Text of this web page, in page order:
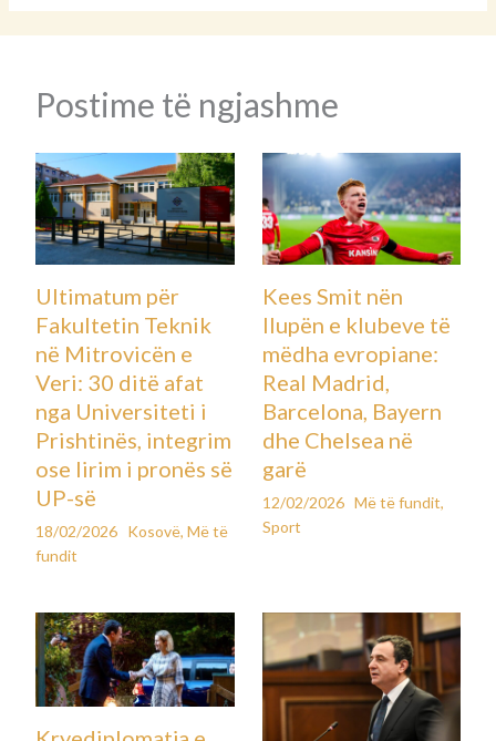
Postime të ngjashme
Ultimatum për
Fakultetin Teknik
në Mitrovicën e
Veri: 30 ditë afat
nga Universiteti i
Prishtinës, integrim
ose lirim i pronës së
UP-së
18/02/2026 Kosovë,Më të
fundit
Kees Smit nën
llupën e klubeve të
mëdha evropiane:
Real Madrid,
Barcelona, Bayern
dhe Chelsea në
garë
12/02/2026 Më të fundit,
Sport